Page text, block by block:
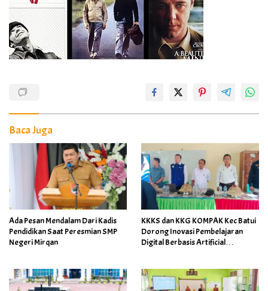
Baca Juga
Ada Pesan Mendalam Dari Kadis
Pendidikan Saat Peresmian SMP
Negeri Mirqan
KKKS dan KKG KOMPAK Kec Batui
Dorong Inovasi Pembelajaran
Digital Berbasis Artificial